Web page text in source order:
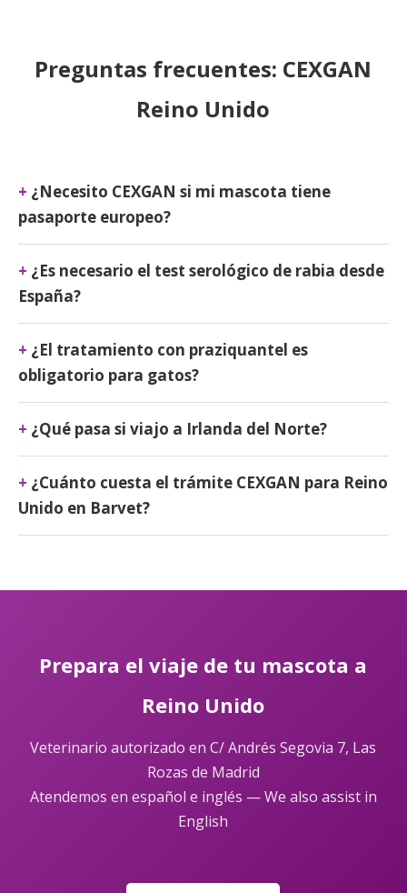
Preguntas frecuentes: CEXGAN
Reino Unido
¿Necesito CEXGAN si mi mascota tiene
pasaporte europeo?
¿Es necesario el test serológico de rabia desde
España?
¿El tratamiento con praziquantel es
obligatorio para gatos?
¿Qué pasa si viajo a Irlanda del Norte?
¿Cuánto cuesta el trámite CEXGAN para Reino
Unido en Barvet?
Prepara el viaje de tu mascota a
Reino Unido
Veterinario autorizado en C/ Andrés Segovia 7, Las
Rozas de Madrid
Atendemos en español e inglés — We also assist in
English